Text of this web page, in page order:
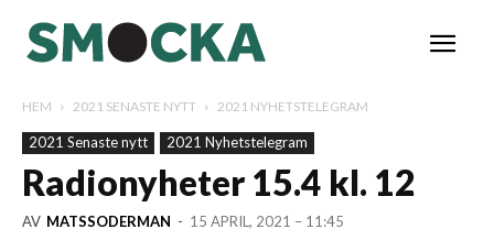
HEM 2021 SENASTE NYTT 2021 NYHETSTELEGRAM
2021 Senaste nytt 2021 Nyhetstelegram
Radionyheter 15.4 kl. 12
AV MATSSODERMAN - 15 APRIL, 2021 – 11:45